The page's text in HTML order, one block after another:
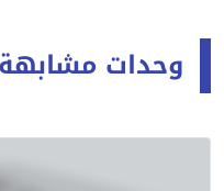
وحدات مشابهة